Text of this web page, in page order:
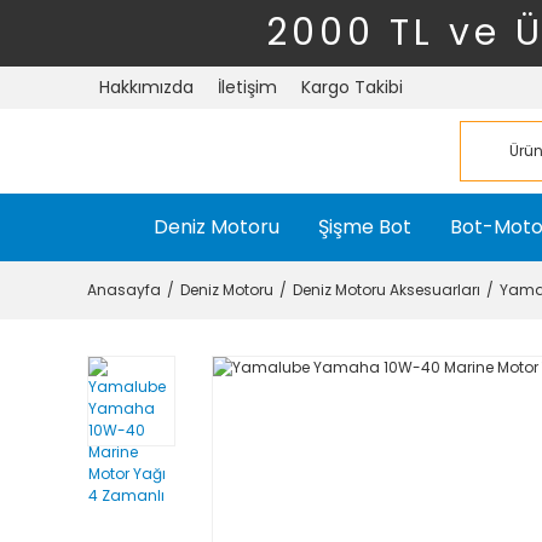
2000 TL ve
Hakkımızda İletişim Kargo Takibi
Deniz Motoru Şişme Bot Bot-
Anasayfa Deniz Motoru Deniz Motoru Aksesuarları